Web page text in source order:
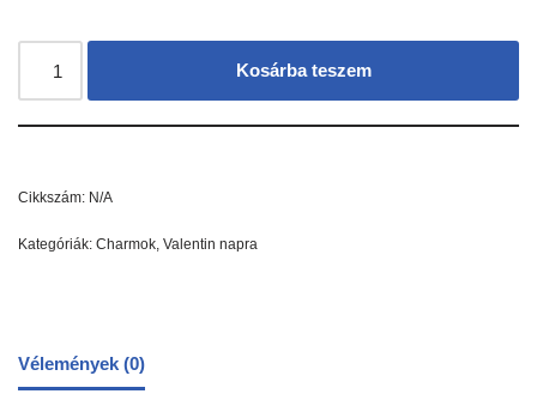
Kosárba teszem
Cikkszám: N/A
Kategóriák: Charmok, Valentin napra
Vélemények (0)